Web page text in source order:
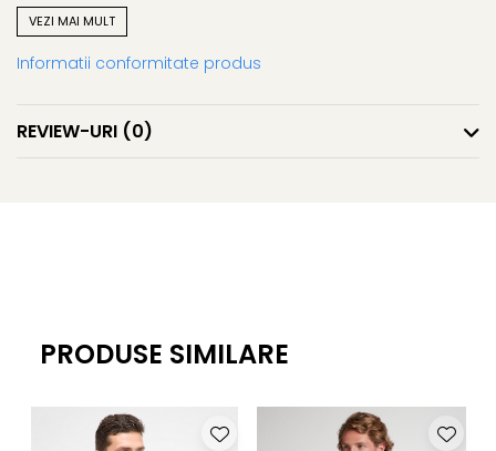
VEZI MAI MULT
Informatii conformitate produs
REVIEW-URI (0)
PRODUSE SIMILARE